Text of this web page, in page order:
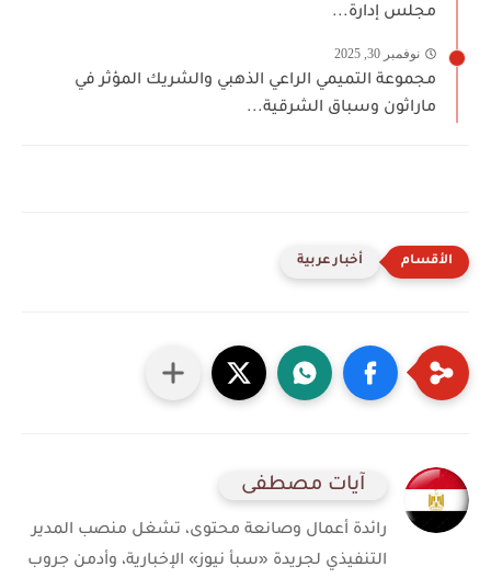
مجلس إدارة...
نوفمبر 30, 2025
مجموعة التميمي الراعي الذهبي والشريك المؤثر في
ماراثون وسباق الشرقية...
أخبار عربية
آيات مصطفى
رائدة أعمال وصانعة محتوى، تشغل منصب المدير
التنفيذي لجريدة «سبأ نيوز» الإخبارية، وأدمن جروب